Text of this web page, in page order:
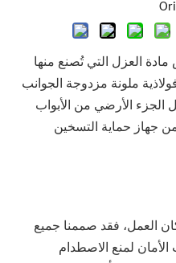
العزل التي تُصنع منها
فولاذية ملونة مزدوجة الجوانب
الجزء الأرضي من الأبواب
جهاز حماية التسخين
العمل، فقد صممنا جميع
لمنع الاصطدام